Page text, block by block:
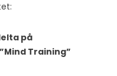
på
Training”